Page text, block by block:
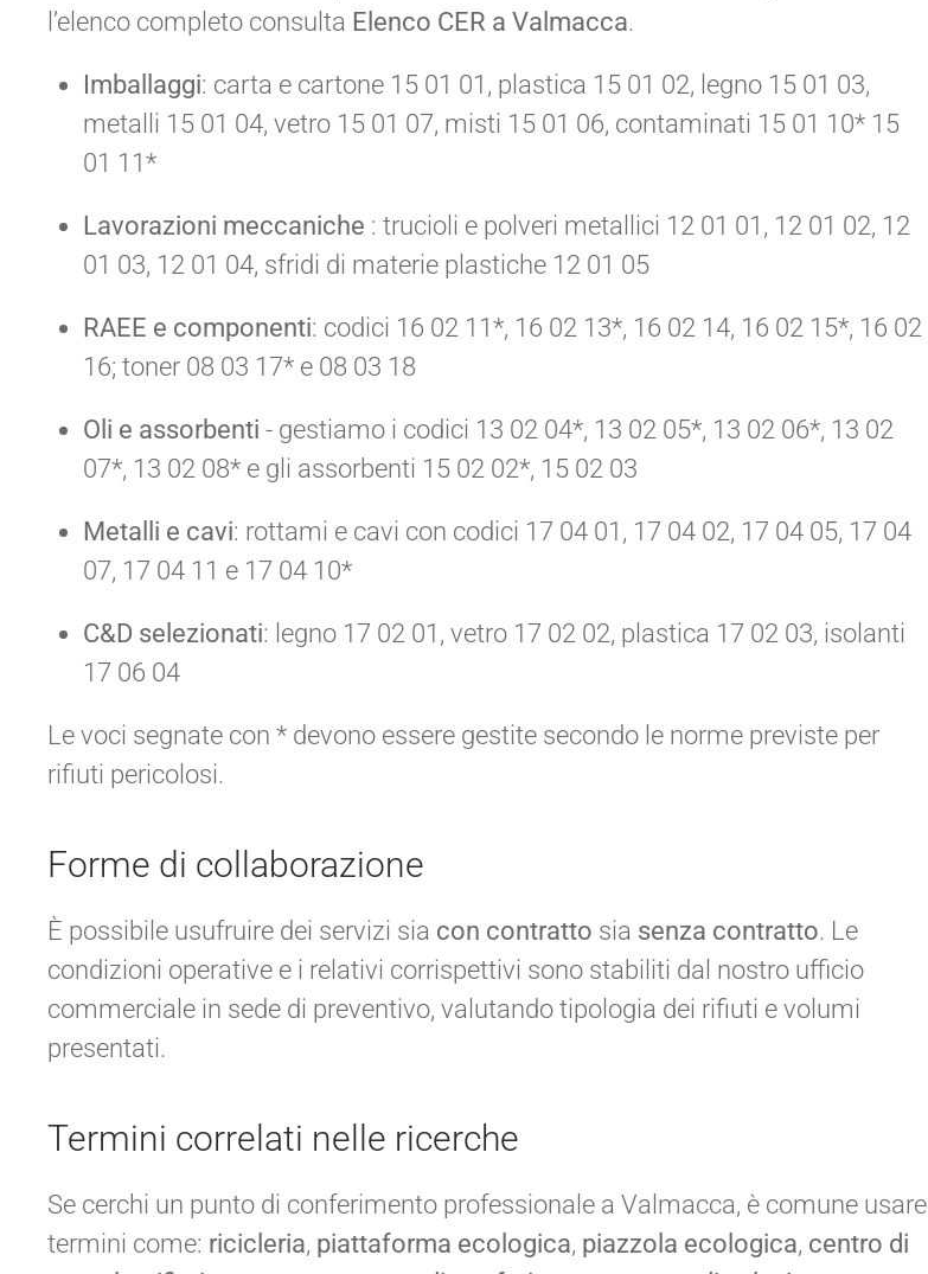
l’elenco completo consulta Elenco CER a Valmacca.
Imballaggi: carta e cartone 15 01 01, plastica 15 01 02, legno 15 01 03,
metalli 15 01 04, vetro 15 01 07, misti 15 01 06, contaminati 15 01 10* 15
01 11*
Lavorazioni meccaniche : trucioli e polveri metallici 12 01 01, 12 01 02, 12
01 03, 12 01 04, sfridi di materie plastiche 12 01 05
RAEE e componenti: codici 16 02 11*, 16 02 13*, 16 02 14, 16 02 15*, 16 02
16; toner 08 03 17* e 08 03 18
Oli e assorbenti - gestiamo i codici 13 02 04*, 13 02 05*, 13 02 06*, 13 02
07*, 13 02 08* e gli assorbenti 15 02 02*, 15 02 03
Metalli e cavi: rottami e cavi con codici 17 04 01, 17 04 02, 17 04 05, 17 04
07, 17 04 11 e 17 04 10*
C&D selezionati: legno 17 02 01, vetro 17 02 02, plastica 17 02 03, isolanti
17 06 04
Le voci segnate con * devono essere gestite secondo le norme previste per
rifiuti pericolosi.
Forme di collaborazione
È possibile usufruire dei servizi sia con contratto sia senza contratto. Le
condizioni operative e i relativi corrispettivi sono stabiliti dal nostro ufficio
commerciale in sede di preventivo, valutando tipologia dei rifiuti e volumi
presentati.
Termini correlati nelle ricerche
Se cerchi un punto di conferimento professionale a Valmacca, è comune usare
termini come: ricicleria, piattaforma ecologica, piazzola ecologica, centro di